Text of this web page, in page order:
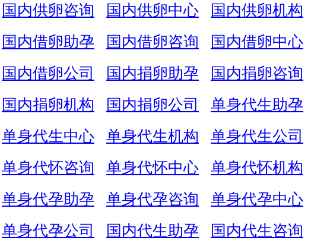
国内供卵咨询
国内供卵中心 国内供卵机构
国内借卵助孕
国内借卵咨询 国内借卵中心
国内借卵公司
国内捐卵助孕 国内捐卵咨询
国内捐卵机构
国内捐卵公司 单身代生助孕
单身代生中心
单身代生机构 单身代生公司
单身代怀咨询
单身代怀中心 单身代怀机构
单身代孕助孕
单身代孕咨询 单身代孕中心
单身代孕公司
国内代生助孕 国内代生咨询